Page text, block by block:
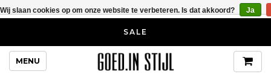
SALE
MENU
Wij slaan cookies op om onze website te verbeteren. Is dat akkoord? Ja